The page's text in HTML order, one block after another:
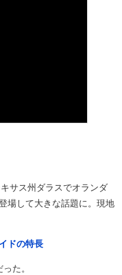
サス州ダラスでオランダ
場して大きな話題に。現地
ドの特長
た。